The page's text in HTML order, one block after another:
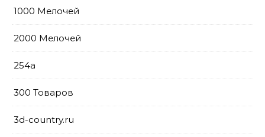
1000 Мелочей
2000 Мелочей
254a
300 Товаров
3d-country.ru